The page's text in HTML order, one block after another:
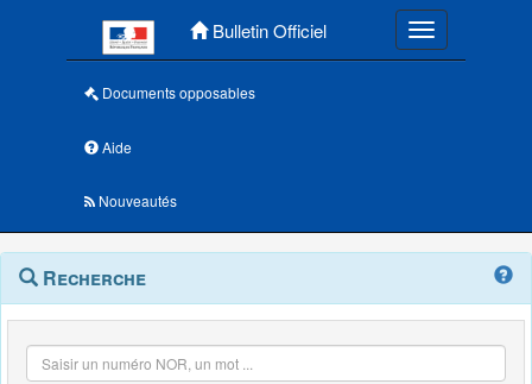
Bulletin Officiel Toggle
Documents opposables
Aide
Nouveautés
Navigation
outils
Menu
contextuel
Recherche